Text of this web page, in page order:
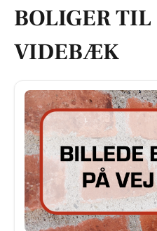
BOLIGER TIL
VIDEBÆK